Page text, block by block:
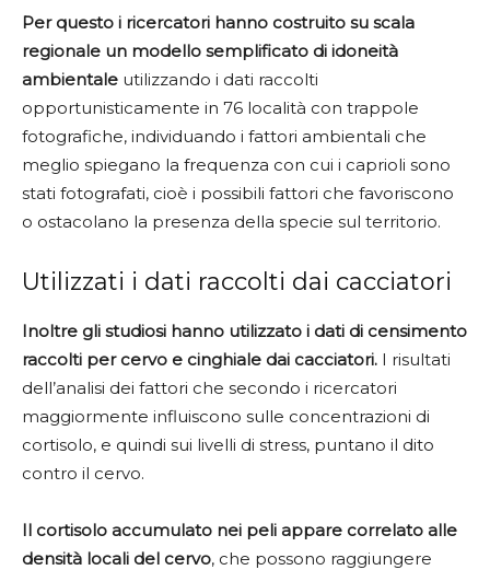
Per questo i ricercatori hanno costruito su scala
regionale un modello semplificato di idoneità
ambientale utilizzando i dati raccolti
opportunisticamente in 76 località con trappole
fotografiche, individuando i fattori ambientali che
meglio spiegano la frequenza con cui i caprioli sono
stati fotografati, cioè i possibili fattori che favoriscono
o ostacolano la presenza della specie sul territorio.
Utilizzati i dati raccolti dai cacciatori
Inoltre gli studiosi hanno utilizzato i dati di censimento
raccolti per cervo e cinghiale dai cacciatori. I risultati
dell’analisi dei fattori che secondo i ricercatori
maggiormente influiscono sulle concentrazioni di
cortisolo, e quindi sui livelli di stress, puntano il dito
contro il cervo.
Il cortisolo accumulato nei peli appare correlato alle
densità locali del cervo, che possono raggiungere